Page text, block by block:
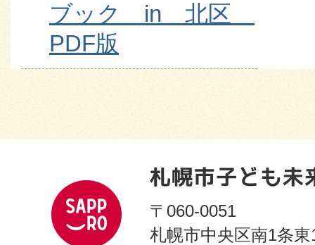
ブック in 北区
PDF版
〒060-0051
札幌市中央区南1条